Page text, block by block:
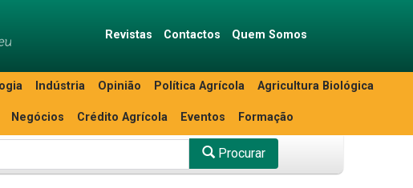
Revistas Contactos Quem Somos
Indústria Opinião Política Agrícola Agricultura Biológica
Negócios Crédito Agrícola Eventos Formação
Procurar